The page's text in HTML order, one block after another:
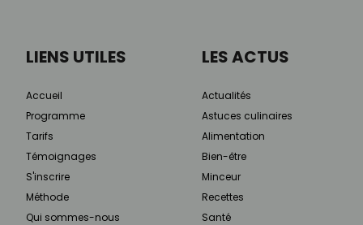
LIENS UTILES
Accueil
Programme
Tarifs
Témoignages
S'inscrire
Méthode
Qui sommes-nous
LES ACTUS
Actualités
Astuces culinaires
Alimentation
Bien-être
Minceur
Recettes
Santé